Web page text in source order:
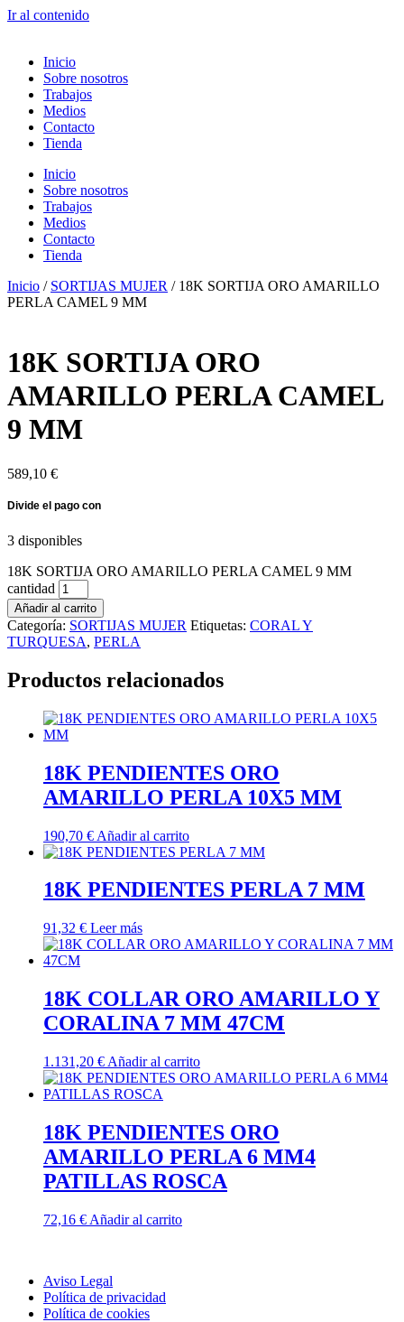
Ir al contenido
Inicio
Sobre nosotros
Trabajos
Medios
Contacto
Tienda
Inicio
Sobre nosotros
Trabajos
Medios
Contacto
Tienda
Inicio / SORTIJAS MUJER / 18K SORTIJA ORO AMARILLO
PERLA CAMEL 9 MM
18K SORTIJA ORO
AMARILLO PERLA CAMEL
9 MM
589,10 €
3 disponibles
18K SORTIJA ORO AMARILLO PERLA CAMEL 9 MM
cantidad
Añadir al carrito
Categoría: SORTIJAS MUJER Etiquetas: CORAL Y
TURQUESA, PERLA
Productos relacionados
18K PENDIENTES ORO
AMARILLO PERLA 10X5 MM
190,70 € Añadir al carrito
18K PENDIENTES PERLA 7 MM
91,32 € Leer más
18K COLLAR ORO AMARILLO Y
CORALINA 7 MM 47CM
1.131,20 € Añadir al carrito
18K PENDIENTES ORO
AMARILLO PERLA 6 MM4
PATILLAS ROSCA
72,16 € Añadir al carrito
Aviso Legal
Política de privacidad
Política de cookies